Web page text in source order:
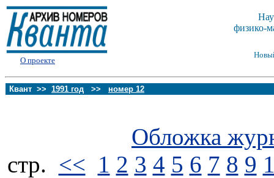
О проекте
физико-
Квант >> 1991 год >> номер 12
Обложка
стp. << 1 2 3 4 5 6 7 8 9